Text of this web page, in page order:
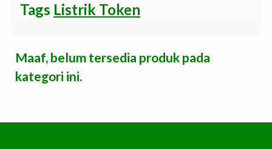
Tags Listrik Token
Maaf, belum tersedia produk pada
kategori ini.